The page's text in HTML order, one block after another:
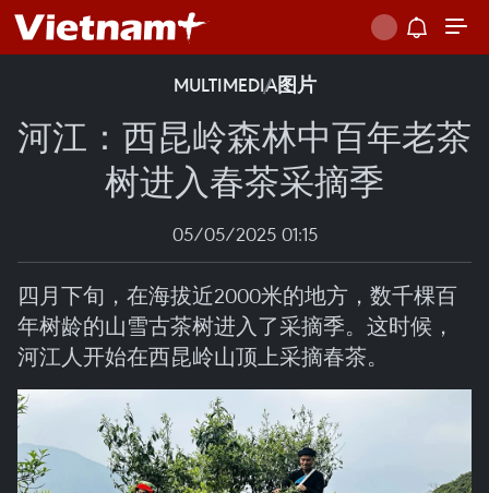
MULTIMEDIA图片
河江：西昆岭森林中百年老茶
树进入春茶采摘季
05/05/2025 01:15
四月下旬，在海拔近2000米的地方，数千棵百
年树龄的山雪古茶树进入了采摘季。这时候，
河江人开始在西昆岭山顶上采摘春茶。